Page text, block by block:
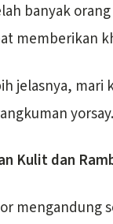
banyak
memberikan
jelasnya, mari
Kulit dan
mengandung